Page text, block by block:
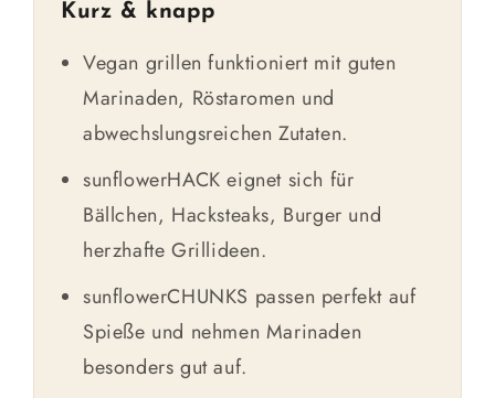
Kurz & knapp
Vegan grillen funktioniert mit guten
Marinaden, Röstaromen und
abwechslungsreichen Zutaten.
sunflowerHACK eignet sich für
Bällchen, Hacksteaks, Burger und
herzhafte Grillideen.
sunflowerCHUNKS passen perfekt auf
Spieße und nehmen Marinaden
besonders gut auf.